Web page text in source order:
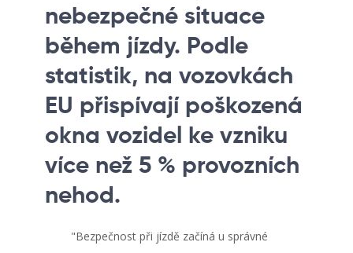
nebezpečné situace
během jízdy. Podle
statistik, na vozovkách
EU přispívají poškozená
okna vozidel ke vzniku
více než 5 % provozních
nehod.
"Bezpečnost při jízdě začíná u správné